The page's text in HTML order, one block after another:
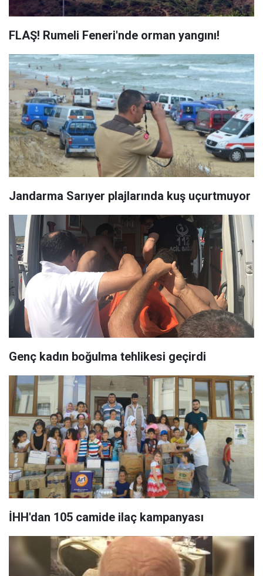
FLAŞ! Rumeli Feneri'nde orman yangını!
Jandarma Sarıyer plajlarında kuş uçurtmuyor
Genç kadın boğulma tehlikesi geçirdi
İHH'dan 105 camide ilaç kampanyası